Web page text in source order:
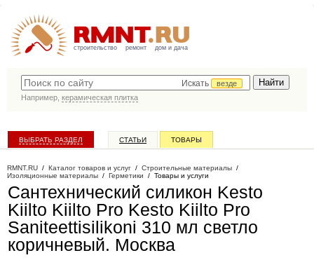
строительство ремонт дом и дача
Искать
везде
Например, керамическая плитка
ВЫБРАТЬ РАЗДЕЛ СТАТЬИ ТОВАРЫ
RMNT.RU / Каталог товаров и услуг / Строительные материалы /
Изоляционные материалы / Герметики / Товары и услуги
Сантехнический силикон Kesto
Kiilto Kiilto Pro Kesto Kiilto Pro
Saniteettisilikoni 310 мл светло
коричневый. Москва